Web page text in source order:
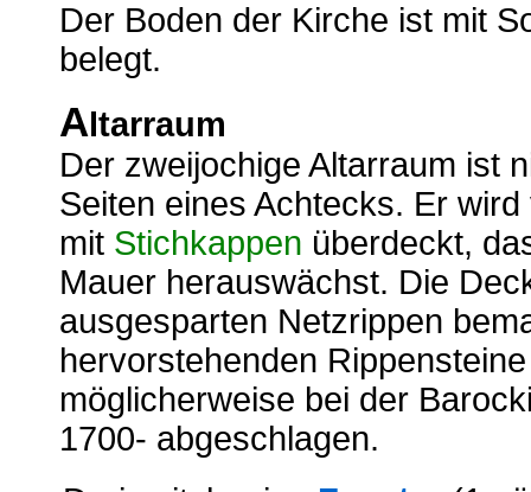
Der Boden der Kirche ist mit
belegt.
Altarraum
Der zweijochige Altarraum ist
Seiten eines Achtecks. Er
mit Stichkappen überdeckt,
Mauer herauswächst. Die
ausgesparten Netzrippen
hervorstehenden
möglicherweise bei der
1700- abgeschlagen.